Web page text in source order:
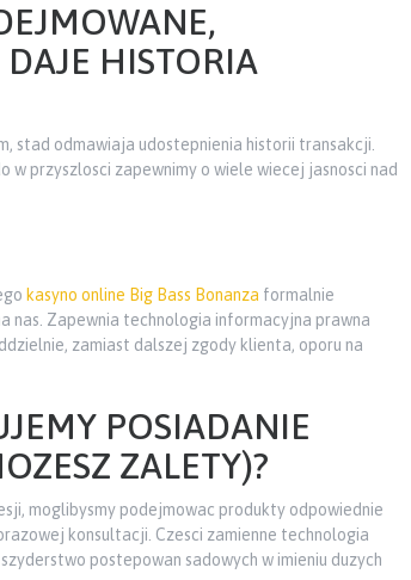
HISTORIA
stad odmawiaja udostepnienia historii transakcji.
przyszlosci zapewnimy o wiele wiecej jasnosci nad
kasyno online Big Bass Bonanza formalnie
nas. Zapewnia technologia informacyjna prawna
zamiast dalszej zgody klienta, oporu na
POSIADANIE
ZALETY)?
moglibysmy podejmowac produkty odpowiednie
konsultacji. Czesci zamienne technologia
postepowan sadowych w imieniu duzych